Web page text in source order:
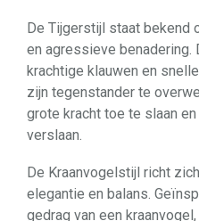
De Tijgerstijl staat bekend
en agressieve
krachtige klauwen en
zijn tegenstander te
grote kracht toe te slaan
verslaan.
De Kraanvogelstijl richt
elegantie en balans.
gedrag van een